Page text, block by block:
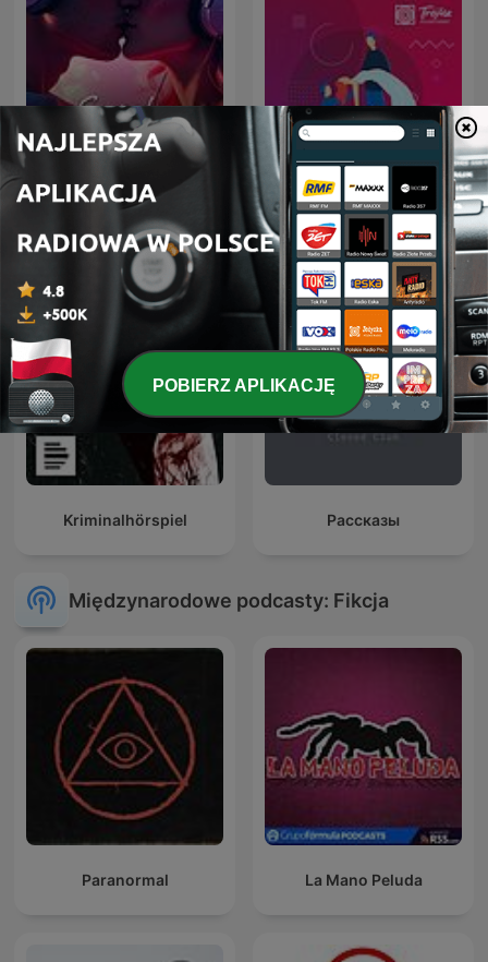
Svenska Kärlekshistorier Scena Teatralna Trójki
Kriminalhörspiel Рассказы
Międzynarodowe podcasty: Fikcja
Paranormal La Mano Peluda
POBIERZ APLIKACJĘ